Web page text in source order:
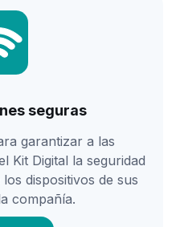
seguras
garantizar a las
Kit Digital la seguridad
dispositivos de sus
compañía.